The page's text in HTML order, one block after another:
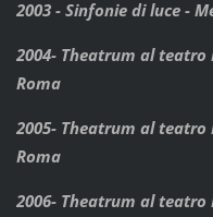
2003 - Sinfonie di luce -
2004- Theatrum al
Roma
2005- Theatrum al
Roma
2006- Theatrum al